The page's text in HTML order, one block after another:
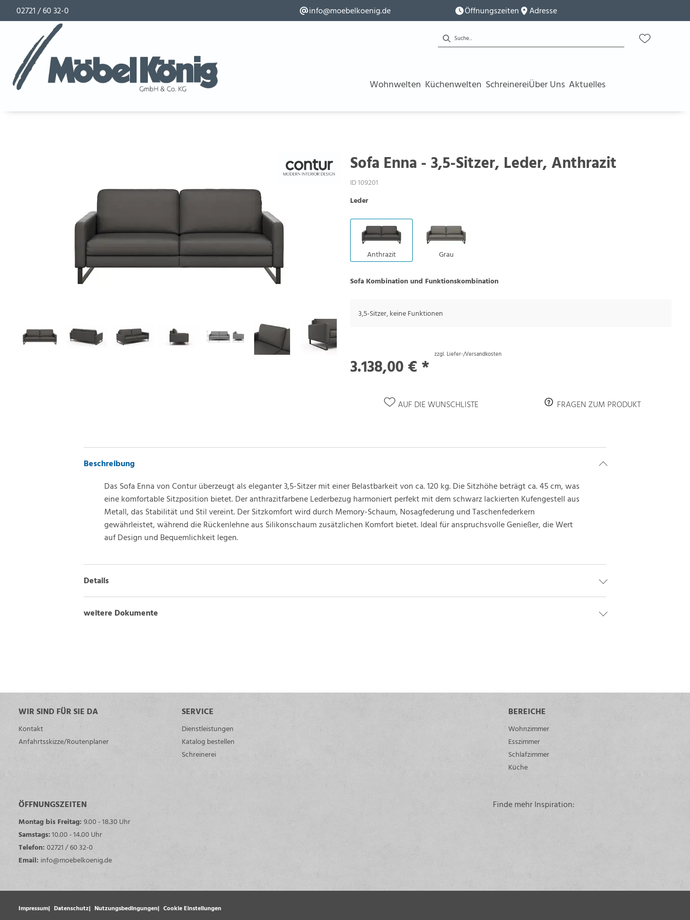
02721 / 60 32-0 info@moebelkoenig.de Öffnungszeiten Adresse
Wohnwelten Küchenwelten SchreinereiÜber Uns Aktuelles
Sofa Enna - 3,5-Sitzer, Leder, Anthrazit
ID 109201
Leder
Anthrazit Grau
Sofa Kombination und Funktionskombination
3,5-Sitzer, keine Funktionen
3.138,00 € *
zzgl. Liefer-/Versandkosten
AUF DIE WUNSCHLISTE FRAGEN ZUM PRODUKT
Beschreibung
Das Sofa Enna von Contur überzeugt als eleganter 3,5-Sitzer mit einer Belastbarkeit von ca. 120 kg. Die Sitzhöhe beträgt ca. 45 cm, was
eine komfortable Sitzposition bietet. Der anthrazitfarbene Lederbezug harmoniert perfekt mit dem schwarz lackierten Kufengestell aus
Metall, das Stabilität und Stil vereint. Der Sitzkomfort wird durch Memory-Schaum, Nosagfederung und Taschenfederkern
gewährleistet, während die Rückenlehne aus Silikonschaum zusätzlichen Komfort bietet. Ideal für anspruchsvolle Genießer, die Wert
auf Design und Bequemlichkeit legen.
Details
weitere Dokumente
WIR SIND FÜR SIE DA
Kontakt
Anfahrtsskizze/Routenplaner
SERVICE
Dienstleistungen
Katalog bestellen
Schreinerei
BEREICHE
Wohnzimmer
Esszimmer
Schlafzimmer
Küche
ÖFFNUNGSZEITEN
Montag bis Freitag: 9.00 - 18.30 Uhr
Samstags:10.00 - 14.00 Uhr
Telefon: 02721 / 60 32-0
Email: info@moebelkoenig.de
Finde mehr Inspiration:
Impressum Datenschutz Nutzungsbedingungen Cookie Einstellungen